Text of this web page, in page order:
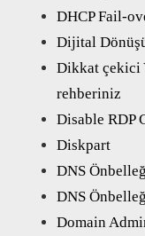
DHCP Fail-
Dijital
Dikkat çekici
rehberiniz
Disable RDP
Diskpart
DNS
DNS
Domain